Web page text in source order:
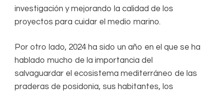
investigación y mejorando la calidad de los
proyectos para cuidar el medio marino.
Por otro lado, 2024 ha sido un año en el que se ha
hablado mucho de la importancia del
salvaguardar el ecosistema mediterráneo de las
praderas de posidonia, sus habitantes, los